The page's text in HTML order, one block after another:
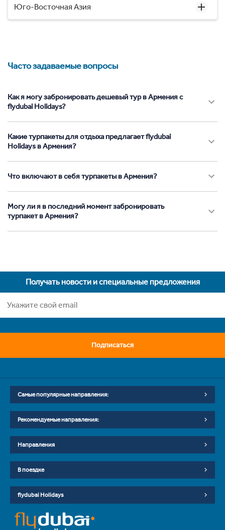
Юго-Восточная Азия
Часто задаваемые вопросы
Как я могу забронировать дешевый тур в Армения с
flydubai Holidays?
Какие турпакеты для отдыха предлагает flydubai
Holidays в Армения?
Что включают в себя турпакеты в Армения?
Могу ли я в последний момент забронировать
турпакет в Армения?
Получать новости и специальные предложения
Подписаться
Самые популярные направления:
Рекомендуемые направления:
Направления
В поездке
flydubai Holidays